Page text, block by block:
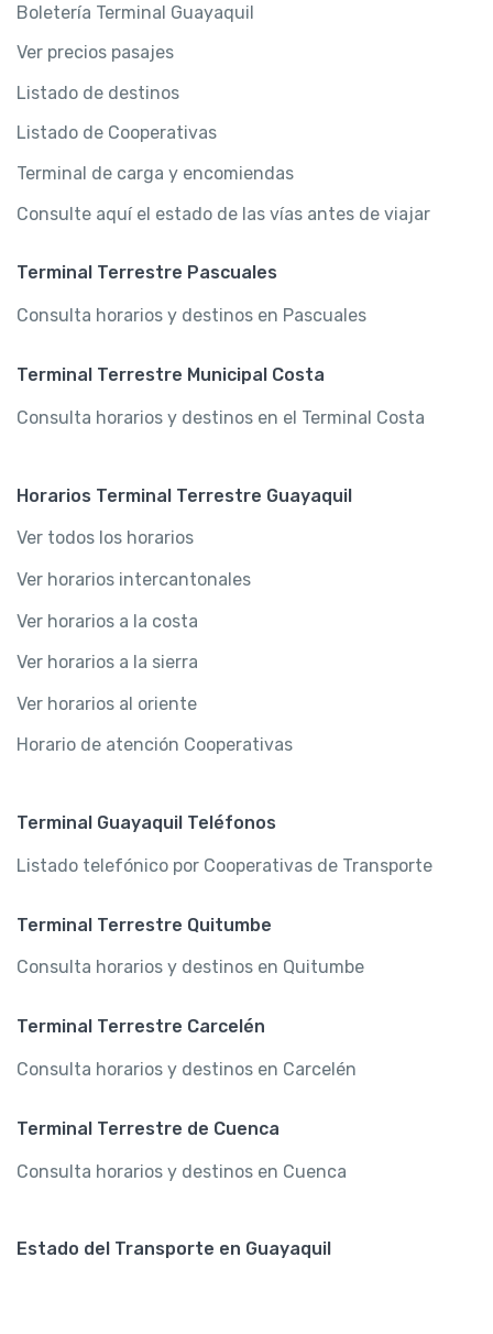
Boletería Terminal Guayaquil
Ver precios pasajes
Listado de destinos
Listado de Cooperativas
Terminal de carga y encomiendas
Consulte aquí el estado de las vías antes de viajar
Terminal Terrestre Pascuales
Consulta horarios y destinos en Pascuales
Terminal Terrestre Municipal Costa
Consulta horarios y destinos en el Terminal Costa
Horarios Terminal Terrestre Guayaquil
Ver todos los horarios
Ver horarios intercantonales
Ver horarios a la costa
Ver horarios a la sierra
Ver horarios al oriente
Horario de atención Cooperativas
Terminal Guayaquil Teléfonos
Listado telefónico por Cooperativas de Transporte
Terminal Terrestre Quitumbe
Consulta horarios y destinos en Quitumbe
Terminal Terrestre Carcelén
Consulta horarios y destinos en Carcelén
Terminal Terrestre de Cuenca
Consulta horarios y destinos en Cuenca
Estado del Transporte en Guayaquil